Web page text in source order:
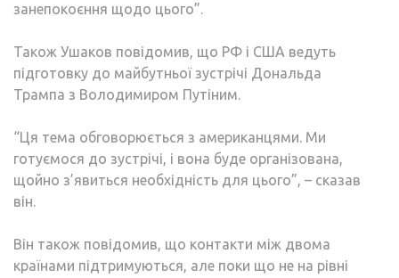
занепокоєння щодо цього”.
Також Ушаков повідомив, що РФ і США ведуть
підготовку до майбутньої зустрічі Дональда
Трампа з Володимиром Путіним.
“Ця тема обговорюється з американцями. Ми
готуємося до зустрічі, і вона буде організована,
щойно з’явиться необхідність для цього”, – сказав
він.
Він також повідомив, що контакти між двома
країнами підтримуються, але поки що не на рівні